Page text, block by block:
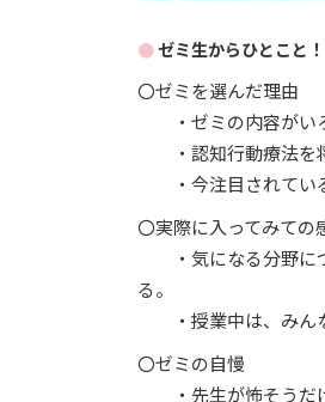
ゼミ生からひとこと！
〇ゼミを選んだ理由
・ゼミの内容がいろ
・認知行動療法を将
・今注目されている
〇実際に入ってみての
・気になる分野につ
る。
・授業中は、みん
〇ゼミの自慢
・先生が怖そうだ